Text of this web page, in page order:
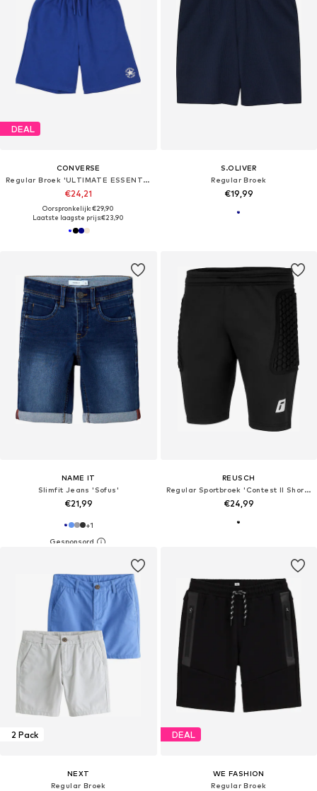
DEAL
CONVERSE
Regular Broek 'ULTIMATE ESSENTIAL'
€24,21
Oorspronkelijk: €29,90
Laatste laagste prijs:€23,90
S.OLIVER
Regular Broek
€19,99
NAME IT
Slimfit Jeans 'Sofus'
€21,99
+1
REUSCH
Regular Sportbroek 'Contest II Short Advance Junior'
€24,99
2 Pack
NEXT
Regular Broek
DEAL
WE FASHION
Regular Broek